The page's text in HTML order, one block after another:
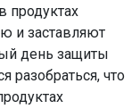
продуктах
и заставляют
день защиты
разобраться, что